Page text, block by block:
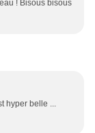
! Bisous bisous
hyper belle ...